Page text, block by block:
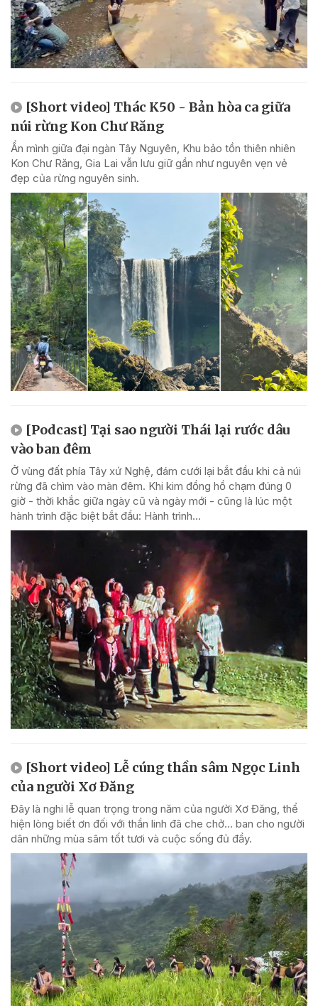
[Short video] Thác K50 - Bản hòa ca giữa
núi rừng Kon Chư Răng
Ẩn mình giữa đại ngàn Tây Nguyên, Khu bảo tồn thiên nhiên
Kon Chư Răng, Gia Lai vẫn lưu giữ gần như nguyên vẹn vẻ
đẹp của rừng nguyên sinh.
[Podcast] Tại sao người Thái lại rước dâu
vào ban đêm
Ở vùng đất phía Tây xứ Nghệ, đám cưới lại bắt đầu khi cả núi
rừng đã chìm vào màn đêm. Khi kim đồng hồ chạm đúng 0
giờ - thời khắc giữa ngày cũ và ngày mới - cũng là lúc một
hành trình đặc biệt bắt đầu: Hành trình...
[Short video] Lễ cúng thần sâm Ngọc Linh
của người Xơ Đăng
Đây là nghi lễ quan trọng trong năm của người Xơ Đăng, thể
hiện lòng biết ơn đối với thần linh đã che chở... ban cho người
dân những mùa sâm tốt tươi và cuộc sống đủ đầy.